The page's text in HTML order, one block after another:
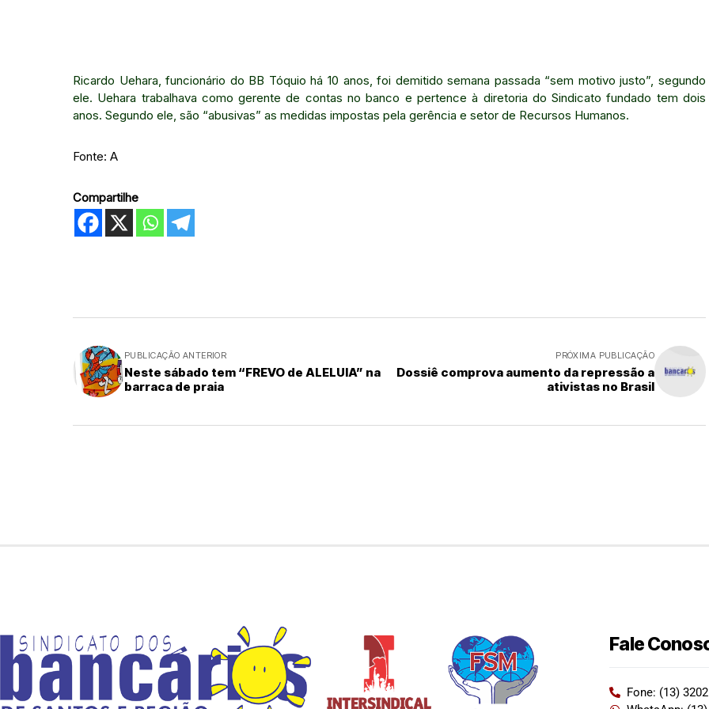
Ricardo Uehara, funcionário do BB Tóquio há 10 anos, foi demitido semana passada “sem motivo justo”, segundo
ele. Uehara trabalhava como gerente de contas no banco e pertence à diretoria do Sindicato fundado tem dois
anos. Segundo ele, são “abusivas” as medidas impostas pela gerência e setor de Recursos Humanos.
Fonte: A
Compartilhe
PUBLICAÇÃO ANTERIOR
Neste sábado tem “FREVO de ALELUIA” na
barraca de praia
PRÓXIMA PUBLICAÇÃO
Dossiê comprova aumento da repressão a
ativistas no Brasil
Fale
Fone: (13)